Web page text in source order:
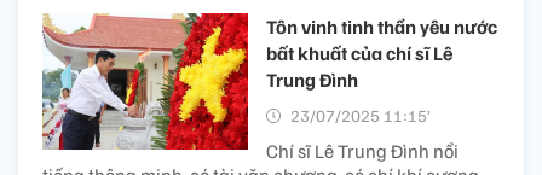
Tôn vinh tinh thần yêu nước
bất khuất của chí sĩ Lê
Trung Đình
23/07/2025 11:15’
Chí sĩ Lê Trung Đình nổi